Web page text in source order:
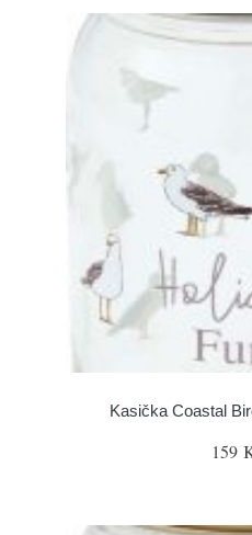
Kasička Coastal
159